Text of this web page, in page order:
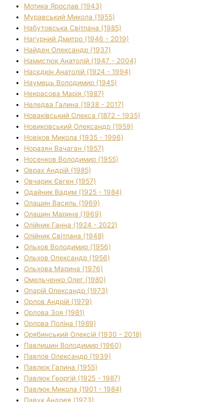
Мотика Ярослав (1943)
Муравський Микола (1955)
Набутовська Світлана (1985)
Нагурний Дмитро (1946 - 2019)
Найден Олександр (1937)
Намистюк Анатолій (1947 - 2004)
Насєдкін Анатолій (1924 - 1994)
Наумець Володимир (1945)
Некрасова Марія (1987)
Неледва Галина (1938 - 2017)
Новаківський Олекса (1872 - 1935)
Новиковський Олександр (1959)
Новіков Микола (1935 - 1996)
Норазян Вачаган (1957)
Носенков Володимир (1955)
Оврах Андрій (1985)
Овчарик Євген (1957)
Одайник Вадим (1925 - 1984)
Олашин Василь (1969)
Олашин Марина (1969)
Олійник Ганна (1924 - 2022)
Олійник Світлана (1948)
Ольхов Володимир (1956)
Ольхов Олександр (1956)
Ольхова Марина (1976)
Омельченко Олег (1980)
Опарій Олександр (1973)
Орлов Андрій (1979)
Орлова Зоя (1981)
Орлова Поліна (1989)
Орябинський Олексій (1930 - 2018)
Павлишин Володимир (1960)
Павлов Олександр (1939)
Павлюк Галина (1955)
Павлюк Георгій (1925 - 1987)
Павлюк Микола (1901 - 1984)
Павук Андрея (1973)